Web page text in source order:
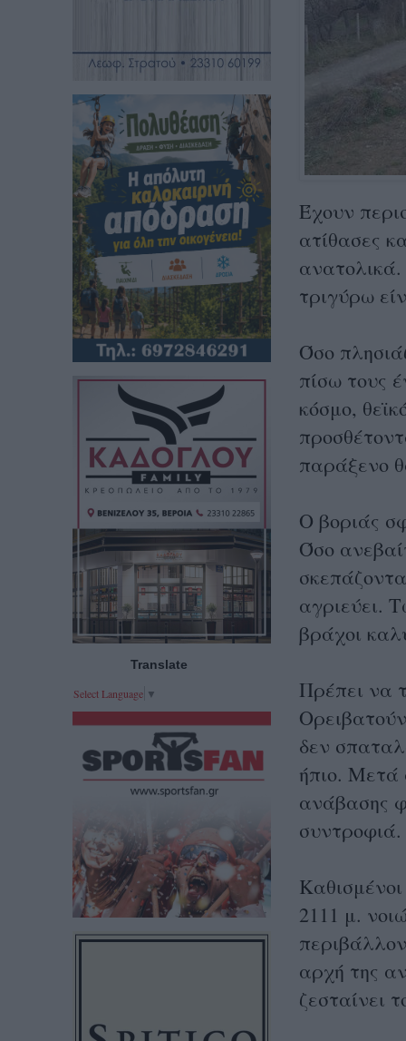
Έχουν
ατίθασες
τριγύρω
Όσο
πίσω τους
κόσμο,
παράξενο
Ο βοριάς
Όσο
αγριεύει.
βράχοι
Πρέπει να
δεν
ήπιο. Μετά
ανάβασης
συντροφιά.
2111 μ.
αρχή της
ζεσταίνει
Translate
Select Language ▼